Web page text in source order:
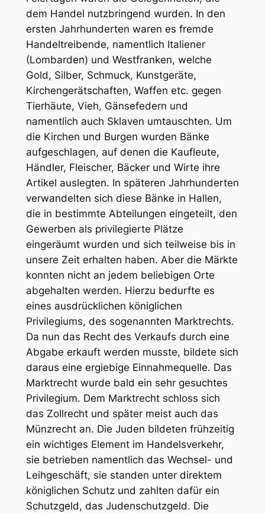
dem Handel nutzbringend wurden. In den
ersten Jahrhunderten waren es fremde
Handeltreibende, namentlich Italiener
(Lombarden) und Westfranken, welche
Gold, Silber, Schmuck, Kunstgeräte,
Kirchengerätschaften, Waffen etc. gegen
Tierhäute, Vieh, Gänsefedern und
namentlich auch Sklaven umtauschten. Um
die Kirchen und Burgen wurden Bänke
aufgeschlagen, auf denen die Kaufleute,
Händler, Fleischer, Bäcker und Wirte ihre
Artikel auslegten. In späteren Jahrhunderten
verwandelten sich diese Bänke in Hallen,
die in bestimmte Abteilungen eingeteilt, den
Gewerben als privilegierte Plätze
eingeräumt wurden und sich teilweise bis in
unsere Zeit erhalten haben. Aber die Märkte
konnten nicht an jedem beliebigen Orte
abgehalten werden. Hierzu bedurfte es
eines ausdrücklichen königlichen
Privilegiums, des sogenannten Marktrechts.
Da nun das Recht des Verkaufs durch eine
Abgabe erkauft werden musste, bildete sich
daraus eine ergiebige Einnahmequelle. Das
Marktrecht wurde bald ein sehr gesuchtes
Privilegium. Dem Marktrecht schloss sich
das Zollrecht und später meist auch das
Münzrecht an. Die Juden bildeten frühzeitig
ein wichtiges Element im Handelsverkehr,
sie betrieben namentlich das Wechsel- und
Leihgeschäft, sie standen unter direktem
königlichen Schutz und zahlten dafür ein
Schutzgeld, das Judenschutzgeld. Die